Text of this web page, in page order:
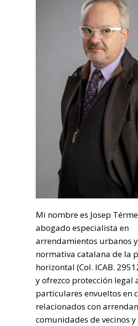
Mi nombre es Josep
abogado especialista en
arrendamientos urbanos
normativa catalana de la
horizontal (Col. ICAB.
y ofrezco protección legal
particulares envueltos en
relacionados con
comunidades de vecinos y